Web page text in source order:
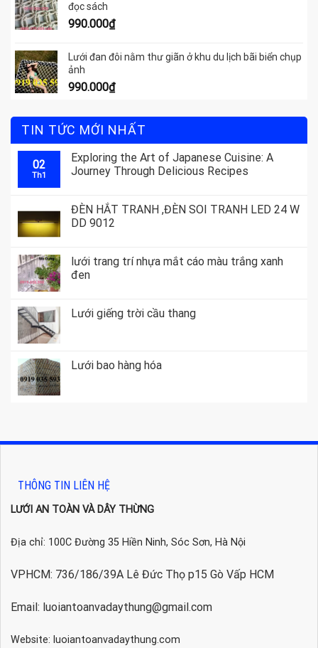
đọc sách
990.000₫
Lưới đan đôi nằm thư giãn ở khu du lịch bãi biển chụp
ảnh
990.000₫
TIN TỨC MỚI NHẤT
02
Th1
Exploring the Art of Japanese Cuisine: A
Journey Through Delicious Recipes
ĐÈN HẮT TRANH ,ĐÈN SOI TRANH LED 24 W
DD 9012
lưới trang trí nhựa mắt cáo màu trắng xanh
đen
Lưới giếng trời cầu thang
Lưới bao hàng hóa
THÔNG TIN LIÊN HỆ
LƯỚI AN TOÀN VÀ DÂY THỪNG
Địa chỉ: 100C Đường 35 Hiền Ninh, Sóc Sơn, Hà Nội
VPHCM: 736/186/39A Lê Đức Thọ p15 Gò Vấp HCM
Email: luoiantoanvadaythung@gmail.com
Website: luoiantoanvadaythung.com